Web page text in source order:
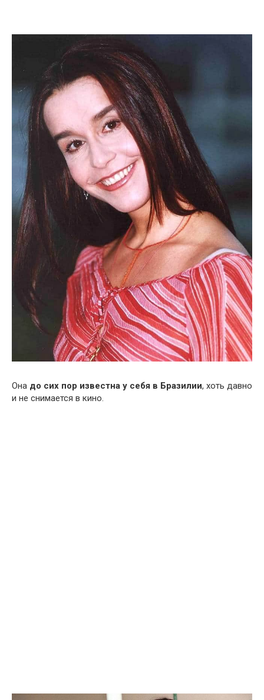
Она до сих пор известна у себя в Бразилии, хоть давно
и не снимается в кино.